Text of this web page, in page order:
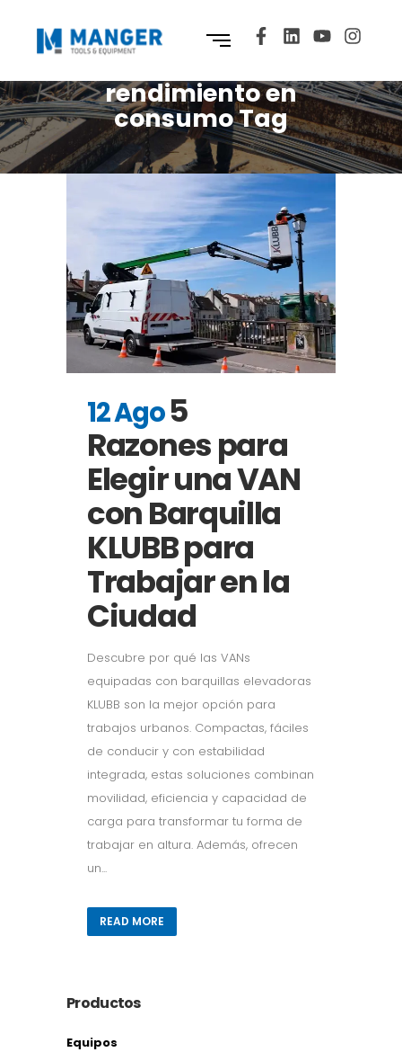
rendimiento en
consumo Tag
12 Ago5
Razones para
Elegir una VAN
con Barquilla
KLUBB para
Trabajar en la
Ciudad
Descubre por qué las VANs
equipadas con barquillas elevadoras
KLUBB son la mejor opción para
trabajos urbanos. Compactas, fáciles
de conducir y con estabilidad
integrada, estas soluciones combinan
movilidad, eficiencia y capacidad de
carga para transformar tu forma de
trabajar en altura. Además, ofrecen
un...
READ MORE
Productos
Equipos